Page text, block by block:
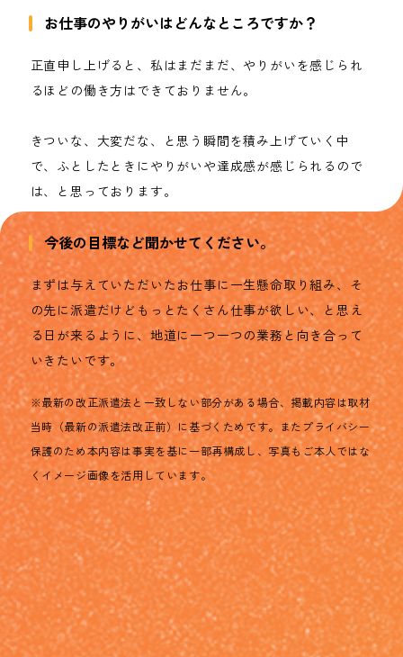
お仕事のやりがいはどんなところですか？
正直申し上げると、私はまだまだ、やりがいを感じられ
るほどの働き方はできておりません。
きついな、大変だな、と思う瞬間を積み上げていく中
で、ふとしたときにやりがいや達成感が感じられるので
は、と思っております。
今後の目標など聞かせてください。
まずは与えていただいたお仕事に一生懸命取り組み、そ
の先に派遣だけどもっとたくさん仕事が欲しい、と思え
る日が来るように、地道に一つ一つの業務と向き合って
いきたいです。
※最新の改正派遣法と一致しない部分がある場合、掲載内容は取材
当時（最新の派遣法改正前）に基づくためです。またプライバシー
保護のため本内容は事実を基に一部再構成し、写真もご本人ではな
くイメージ画像を活用しています。